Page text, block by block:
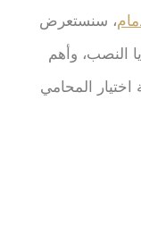
، سنستعرض
النصب، وأهم
اختيار المحامي